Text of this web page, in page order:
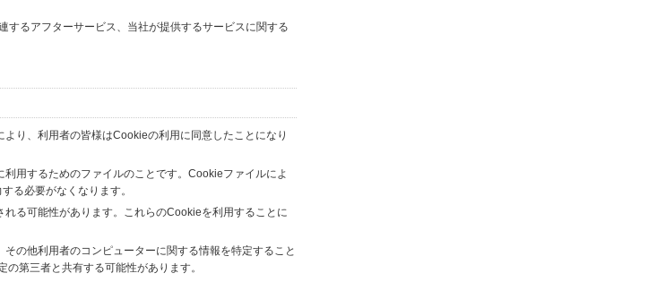
るアフターサービス、当社が提供するサービスに関する
り、利用者の皆様はCookieの利用に同意したことになり
用するためのファイルのことです。Cookieファイルによ
る必要がなくなります。
る可能性があります。これらのCookieを利用することに
の他利用者のコンピューターに関する情報を特定すること
第三者と共有する可能性があります。